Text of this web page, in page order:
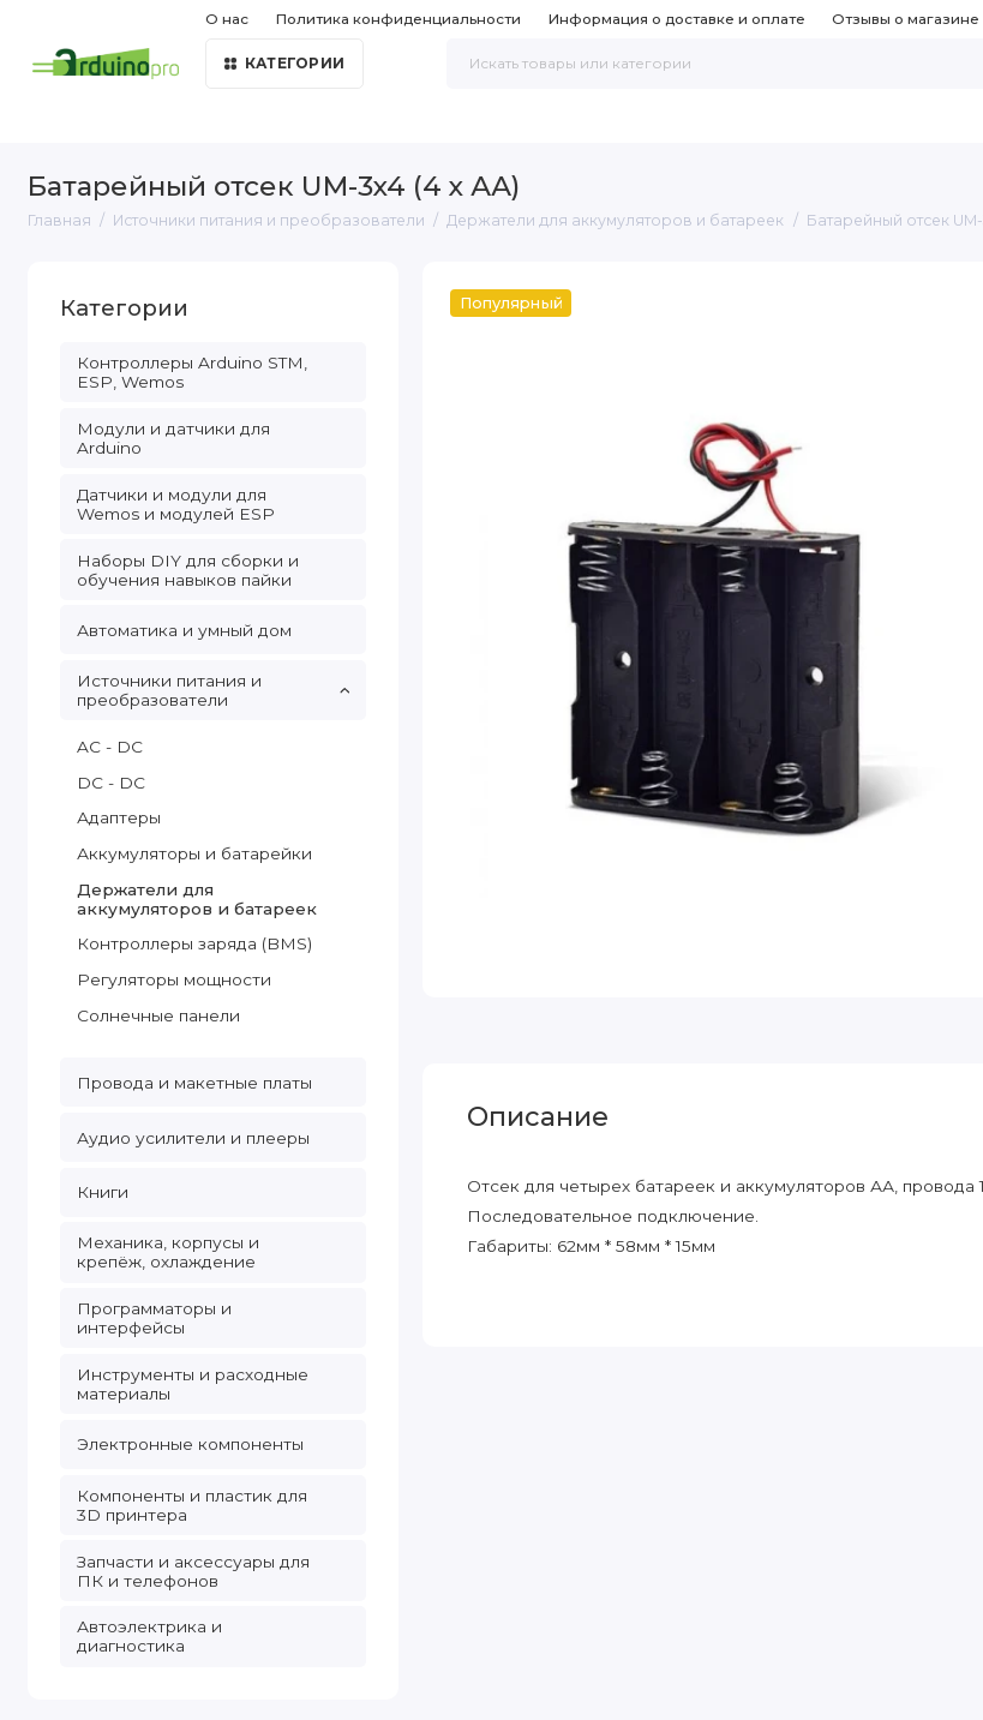
О нас Политика конфиденциальности Информация о доставке и оплате Отзывы о магазине
КАТЕГОРИИ
Батарейный отсек UM-3x4 (4 x АА)
Главная Источники питания и преобразователи Держатели для аккумуляторов и батареек Батарейный отсек
Категории
Контроллеры Arduino STM,
ESP, Wemos
Модули и датчики для
Arduino
Датчики и модули для
Wemos и модулей ESP
Наборы DIY для сборки и
обучения навыков пайки
Автоматика и умный дом
Источники питания и
преобразователи
AC - DC
DC - DC
Адаптеры
Аккумуляторы и батарейки
Держатели для
аккумуляторов и батареек
Контроллеры заряда (BMS)
Регуляторы мощности
Солнечные панели
Провода и макетные платы
Аудио усилители и плееры
Книги
Механика, корпусы и
крепёж, охлаждение
Программаторы и
интерфейсы
Инструменты и расходные
материалы
Электронные компоненты
Компоненты и пластик для
3D принтера
Запчасти и аксессуары для
ПК и телефонов
Автоэлектрика и
диагностика
Популярный
Описание
Отсек для четырех батареек и аккумуляторов АА, провода
Последовательное подключение.
Габариты: 62мм * 58мм * 15мм